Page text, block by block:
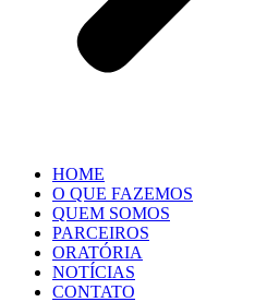
HOME
O QUE FAZEMOS
QUEM SOMOS
PARCEIROS
ORATÓRIA
NOTÍCIAS
CONTATO